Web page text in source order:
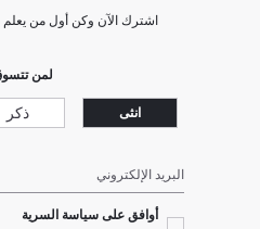
اشترك الآن وكن أول من يعلم
لمن
انثى ذكر
البريد الإلكتروني
أوافق على سياسة السرية